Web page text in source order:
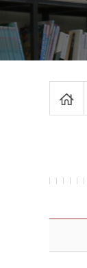
보도자료 상세보기 - 제목, 담당부서, 담당자, 담당연락처, 내용, 첨부파일 정보 제공